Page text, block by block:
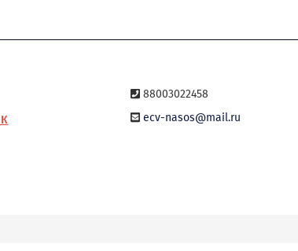
88003022458
ecv-nasos@mail.ru